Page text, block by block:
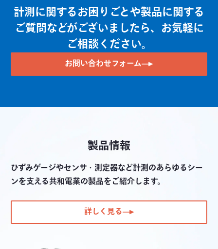
小型汎用表示器 WGI-400A
センサインタフェース PCD-400A
コンパクトレコーディングシステム EDX-10A
計測に関するお困りごとや製品に関する
ご質問などがございましたら、お気軽に
ご相談ください。
お問い合わせフォーム
製品情報
ひずみゲージやセンサ・測定器など計測のあらゆるシー
ンを支える共和電業の製品をご紹介します。
詳しく見る